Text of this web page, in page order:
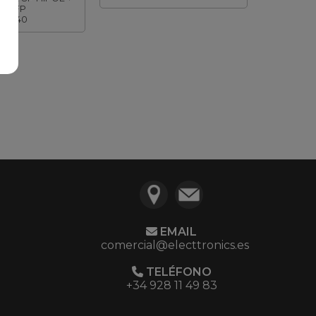
2XSFP
631440
EMAIL
comercial@electtronics.es
TELÉFONO
+34 928 11 49 83